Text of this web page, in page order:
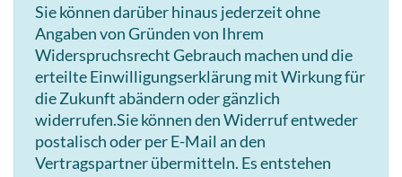
Sie können darüber hinaus jederzeit ohne
Angaben von Gründen von Ihrem
Widerspruchsrecht Gebrauch machen und die
erteilte Einwilligungserklärung mit Wirkung für
die Zukunft abändern oder gänzlich
widerrufen.Sie können den Widerruf entweder
postalisch oder per E-Mail an den
Vertragspartner übermitteln. Es entstehen